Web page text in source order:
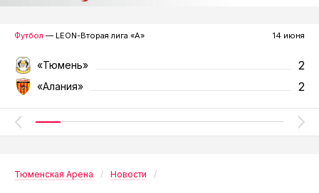
Футбол — LEON-Вторая лига «А» 14 июня
«Тюмень» 2
«Алания» 2
Тюменская Арена Новости